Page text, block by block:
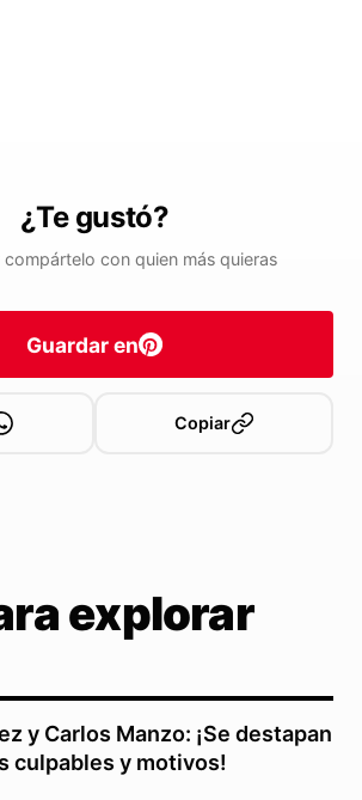
¿Te gustó?
compártelo con quien más quieras
Guardar en
Copiar
explorar
y Carlos Manzo: ¡Se destapan
culpables y motivos!